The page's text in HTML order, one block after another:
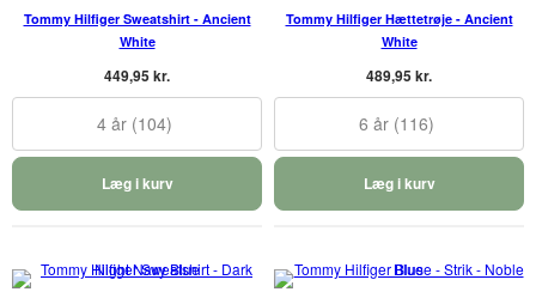
Tommy Hilfiger Sweatshirt - Ancient
White
449,95 kr.
4 år (104)
Læg i kurv
Tommy Hilfiger Hættetrøje - Ancient
White
489,95 kr.
6 år (116)
Læg i kurv